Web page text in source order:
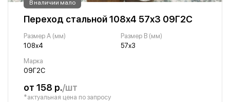
В наличии мало
Переход стальной 108х4 57х3 09Г2С
Размер A (мм)
108х4
Размер B (мм)
57х3
Марка
09Г2С
от 158 р./шт
*актуальная цена по запросу